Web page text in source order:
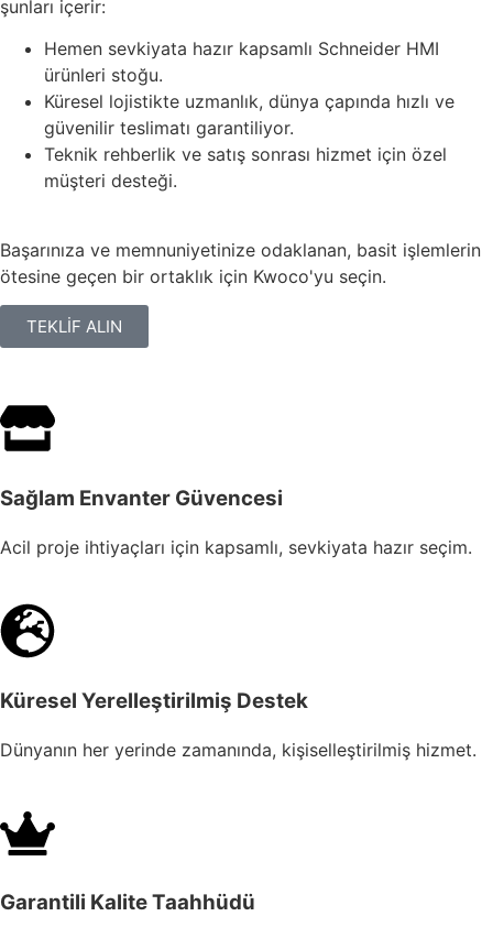
şunları içerir:
Hemen sevkiyata hazır kapsamlı Schneider HMI
ürünleri stoğu.
Küresel lojistikte uzmanlık, dünya çapında hızlı ve
güvenilir teslimatı garantiliyor.
Teknik rehberlik ve satış sonrası hizmet için özel
müşteri desteği.
Başarınıza ve memnuniyetinize odaklanan, basit işlemlerin
ötesine geçen bir ortaklık için Kwoco'yu seçin.
TEKLİF ALIN
Sağlam Envanter Güvencesi
Acil proje ihtiyaçları için kapsamlı, sevkiyata hazır seçim.
Küresel Yerelleştirilmiş Destek
Dünyanın her yerinde zamanında, kişiselleştirilmiş hizmet.
Garantili Kalite Taahhüdü